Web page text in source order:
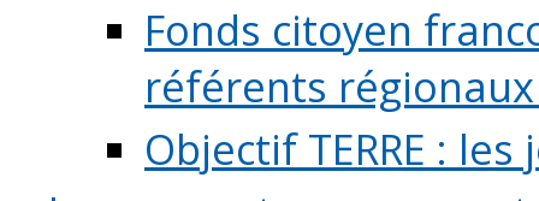
Fonds citoyen
référents régionaux
Objectif TERRE :